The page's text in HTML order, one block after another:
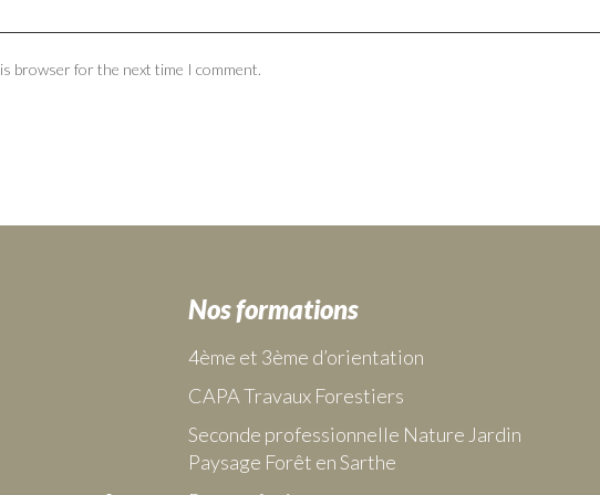
browser for the next time I comment.
Nos formations
4ème et 3ème d’orientation
CAPA Travaux Forestiers
Seconde professionnelle Nature Jardin
Paysage Forêt en Sarthe